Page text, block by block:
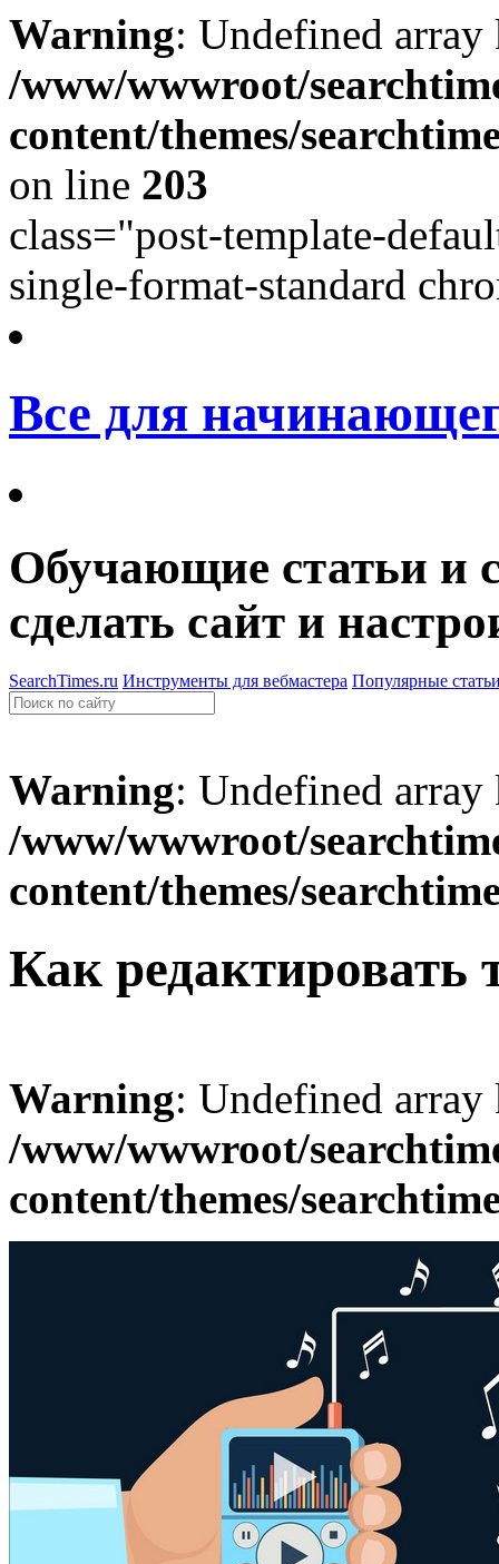
Warning: Undefined
/www/wwwroot/
content/themes/
on line 203
class="post-template-
single-format-standard
Все для
Обучающие статьи и
сделать сайт и
SearchTimes.ru Инструменты для вебмастера Популярные
Warning: Undefined
/www/wwwroot/
content/themes/
Как редактировать
Warning: Undefined
/www/wwwroot/
content/themes/